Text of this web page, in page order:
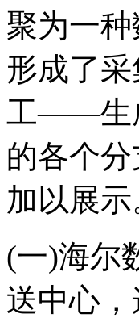
聚为一
形成了
工——生
的各个
加以展示
(一)海尔
送中心